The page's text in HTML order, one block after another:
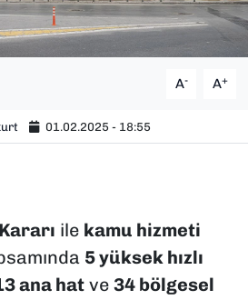
A- A+
01.02.2025 - 18:55
ile kamu hizmeti
5 yüksek hızlı
ana hatve 34 bölgesel